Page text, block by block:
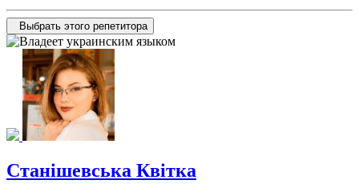
Выбрать этого репетитора
Станішевська Квітка